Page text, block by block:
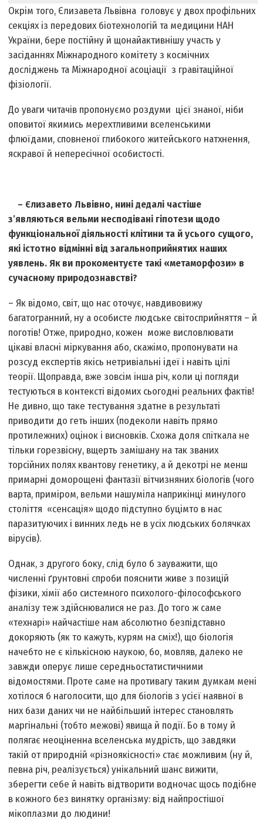
Окрім того, Єлизавета Львівна головує у двох профільних
секціях із передових біотехнологій та медицини НАН
України, бере постійну й щонайактивнішу участь у
засіданнях Міжнародного комітету з космічних
досліджень та Mіжнародної асоціації з гравітаційної
фізіології.
До уваги читачів пропонуємо роздуми цієї знаної, ніби
оповитої якимись мерехтливими вселенськими
флюїдами, сповненої глибокого житейського натхнення,
яскравої й непересічної особистості.
– Єлизавето Львівно, нині дедалі частіше
з’являються вельми несподівані гіпотези щодо
функціональної діяльності клітини та й усього сущого,
які істотно відмінні від загальноприйнятих наших
уявлень. Як ви прокоментуєте такі «метаморфози» в
сучасному природознавстві?
– Як відомо, світ, що нас оточує, навдивовижу
багатогранний, ну а особисте людське світосприйняття – й
поготів! Отже, природно, кожен може висловлювати
цікаві власні міркування або, скажімо, пропонувати на
розсуд експертів якісь нетривіальні ідеї і навіть цілі
теорії. Щоправда, вже зовсім інша річ, коли ці погляди
тестуються в контексті відомих сьогодні реальних фактів!
Не дивно, що таке тестування здатне в результаті
приводити до геть інших (подеколи навіть прямо
протилежних) оцінок і висновків. Схожа доля спіткала не
тільки горезвісну, вщерть замішану на так званих
торсійних полях квантову генетику, а й декотрі не менш
примарні доморощені фантазії вітчизняних біологів (чого
варта, приміром, вельми нашуміла наприкінці минулого
століття «сенсація» щодо підступно буцімто в нас
паразитуючих і винних ледь не в усіх людських болячках
вірусів).
Однак, з другого боку, слід було б зауважити, що
численні ґрунтовні спроби пояснити живе з позицій
фізики, хімії або системного психолого-філософського
аналізу теж здійснювалися не раз. До того ж саме
«технарі» найчастіше нам абсолютно безпідставно
докоряють (як то кажуть, курям на сміх!), що біологія
начебто не є кількісною наукою, бо, мовляв, далеко не
завжди оперує лише середньостатистичними
відомостями. Проте саме на противагу таким думкам мені
хотілося б наголосити, що для біологів з усієї наявної в
них бази даних чи не найбільший інтерес становлять
маргінальні (тобто межові) явища й події. Бо в тому й
полягає неоціненна вселенська мудрість, що завдяки
такій от природній «різноякісності» стає можливим (ну й,
певна річ, реалізується) унікальний шанс вижити,
зберегти себе й навіть відтворити водночас щось подібне
в кожного без винятку організму: від найпростішої
мікоплазми до людини!